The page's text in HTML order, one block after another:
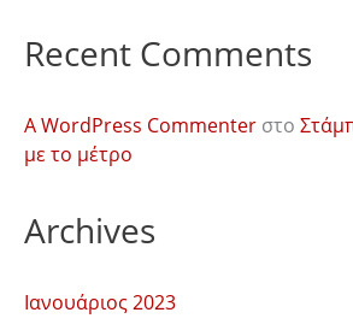
Recent Comments
A WordPress Commenter στο
με το μέτρο
Archives
Ιανουάριος 2023